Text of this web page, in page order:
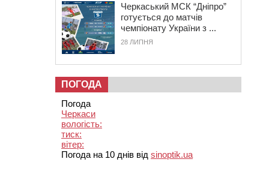
Черкаський МСК “Дніпро”
готується до матчів
чемпіонату України з ...
28 ЛИПНЯ
ПОГОДА
Погода
Черкаси
вологість:
тиск:
вітер:
Погода на 10 днів від sinoptik.ua